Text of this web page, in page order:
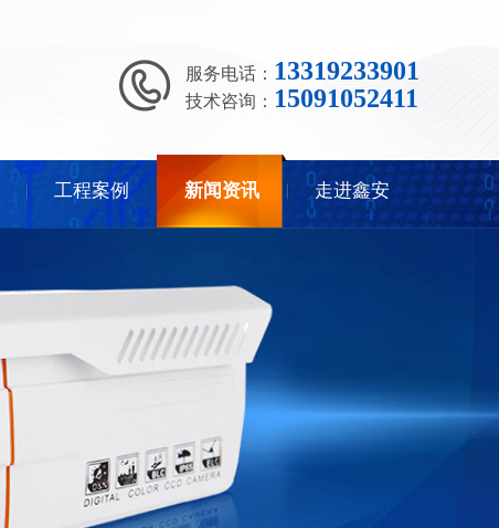
服务电话： 13319233901
技术咨询： 15091052411
工程案例 新闻资讯 走进鑫安